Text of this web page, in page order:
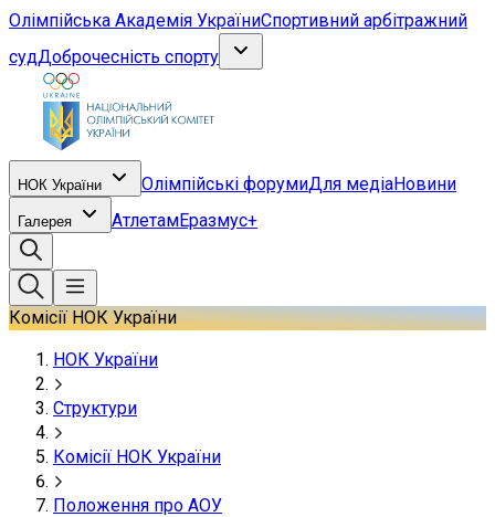
Олімпійська Академія УкраїниСпортивний арбітражний
судДоброчесність спорту
НОК України Олімпійські форумиДля медіаНовини
Галерея АтлетамЕразмус+
Комісії НОК України
НОК України
Структури
Комісії НОК України
Положення про АОУ